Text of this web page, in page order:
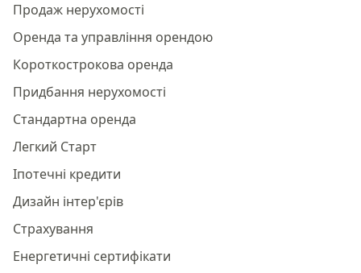
Продаж нерухомості
Оренда та управління орендою
Короткострокова оренда
Придбання нерухомості
Стандартна оренда
Легкий Старт
Іпотечні кредити
Дизайн інтер'єрів
Страхування
Енергетичні сертифікати